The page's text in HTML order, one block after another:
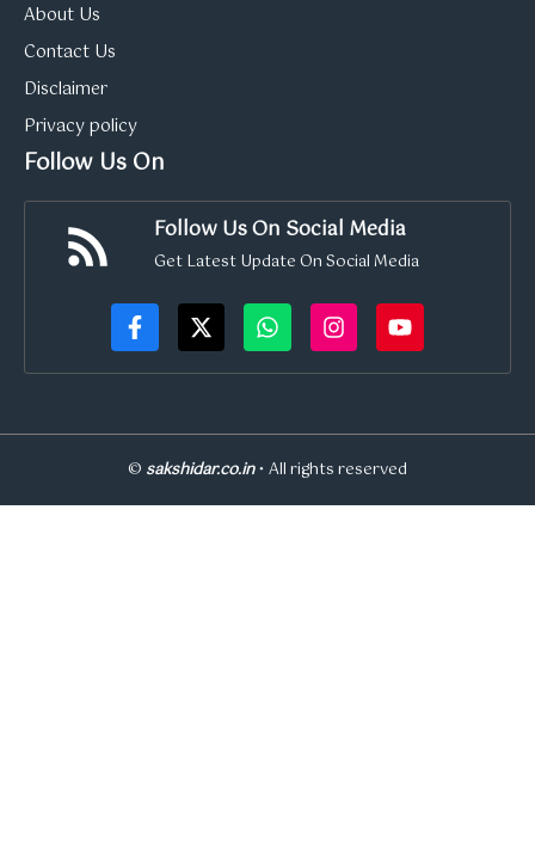
About Us
Contact Us
Disclaimer
Privacy policy
Follow Us On
Follow Us On Social Media
Get Latest Update On Social Media
© sakshidar.co.in• All rights reserved